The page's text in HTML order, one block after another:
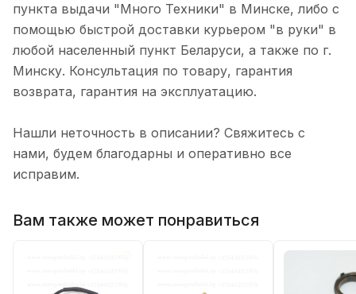
пункта выдачи "Много Техники" в Минске, либо с
помощью быстрой доставки курьером "в руки" в
любой населенный пункт Беларуси, а также по г.
Минску. Консультация по товару, гарантия
возврата, гарантия на эксплуатацию.
Нашли неточность в описании? Свяжитесь с
нами, будем благодарны и оперативно все
исправим.
Вам также может понравиться